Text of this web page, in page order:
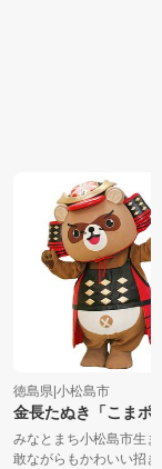
徳島県|小松島市
金長たぬき「こま
みなとまち小松島市生
敢ながらもかわいい招